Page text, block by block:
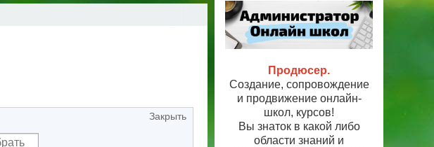
Закрыть
Продюсер.
Создание, сопровождение
и продвижение онлайн-
школ, курсов!
Вы знаток в какой либо
области знаний и